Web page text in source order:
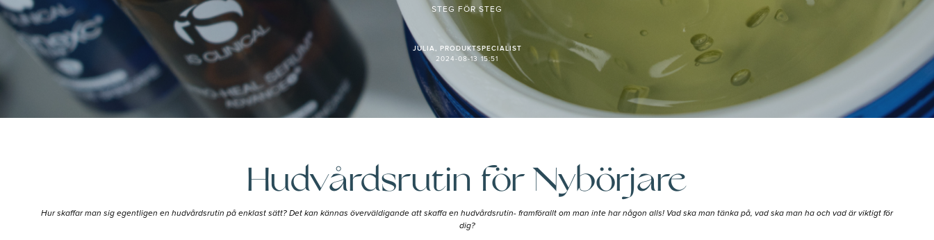
STEG FÖR STEG
JULIA, PRODUKTSPECIALIST
2024-08-13 15:51
Hudvårdsrutin för Nybörjare
Hur skaffar man sig egentligen en hudvårdsrutin på enklast sätt? Det kan kännas överväldigande att skaffa en hudvårdsrutin- framförallt om man inte har någon alls! Vad ska man tänka på, vad ska man ha och vad är viktigt för
dig?